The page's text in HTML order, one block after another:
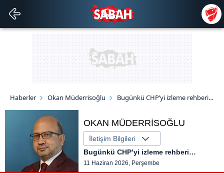
Haberler Okan Müderrisoğlu Bugünkü CHP’yi izleme rehberi…
OKAN MÜDERRİSOĞLU
İletişim Bilgileri
Bugünkü CHP’yi izleme rehberi…
11 Haziran 2026, Perşembe